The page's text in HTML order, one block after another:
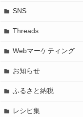
SNS
Threads
Webマーケティング
お知らせ
ふるさと納税
レシピ集